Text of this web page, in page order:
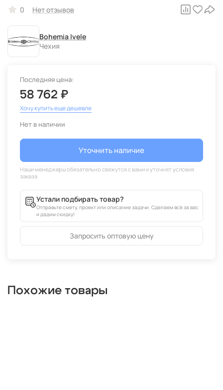
0 Нет отзывов
Bohemia Ivele
Чехия
Последняя цена:
58 762 ₽
Хочу купить еще дешевле
Нет в наличии
Уточнить наличие
Устали подбирать товар?
Отправьте смету, проект или описание задачи. Сделаем всё за вас
и дадим скидку!
Запросить оптовую цену
Похожие товары